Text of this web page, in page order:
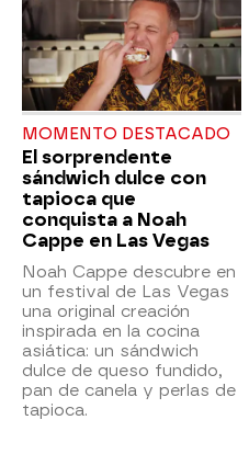
MOMENTO DESTACADO
El sorprendente
sándwich dulce con
tapioca que
conquista a Noah
Cappe en Las Vegas
Noah Cappe descubre en
un festival de Las Vegas
una original creación
inspirada en la cocina
asiática: un sándwich
dulce de queso fundido,
pan de canela y perlas de
tapioca.